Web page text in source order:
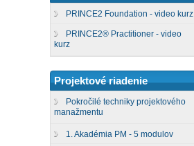
PRINCE2 Foundation - video kurz
PRINCE2® Practitioner - video
kurz
Projektové riadenie
Pokročilé techniky projektového
manažmentu
1. Akadémia PM - 5 modulov